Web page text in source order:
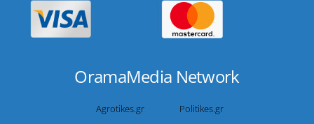
OramaMedia Network
Agrotikes.gr
Politikes.gr